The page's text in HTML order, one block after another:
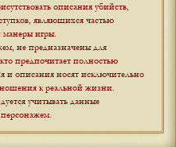
описания убийств,
являющихся частью
манеры игры.
не предназначены для
предпочитает полностью
и описания носят исключительно
к реальной жизни.
учитывать данные
персонажем.